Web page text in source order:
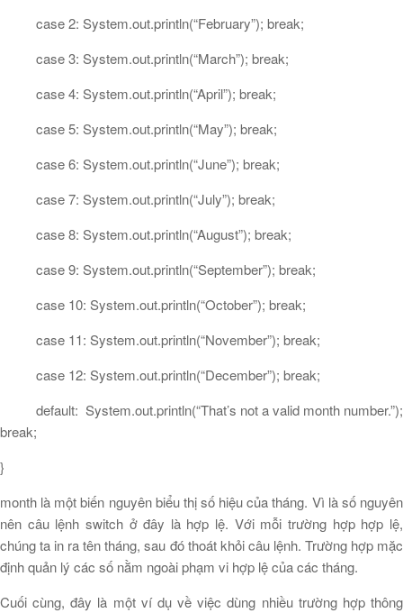
case 2: System.out.println(“February”); break;
case 3: System.out.println(“March”); break;
case 4: System.out.println(“April”); break;
case 5: System.out.println(“May”); break;
case 6: System.out.println(“June”); break;
case 7: System.out.println(“July”); break;
case 8: System.out.println(“August”); break;
case 9: System.out.println(“September”); break;
case 10: System.out.println(“October”); break;
case 11: System.out.println(“November”); break;
case 12: System.out.println(“December”); break;
default: System.out.println(“That’s not a valid month number.”);
break;
}
month là một biến nguyên biểu thị số hiệu của tháng. Vì là số nguyên
nên câu lệnh switch ở đây là hợp lệ. Với mỗi trường hợp hợp lệ,
chúng ta in ra tên tháng, sau đó thoát khỏi câu lệnh. Trường hợp mặc
định quản lý các số nằm ngoài phạm vi hợp lệ của các tháng.
Cuối cùng, đây là một ví dụ về việc dùng nhiều trường hợp thông